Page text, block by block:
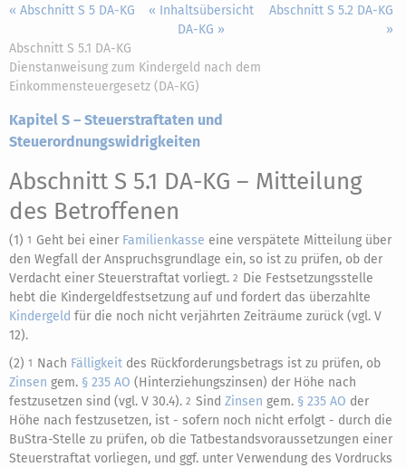
« Abschnitt S 5 DA-KG
« Inhaltsübersicht
DA-KG »
Abschnitt S 5.2 DA-KG
»
Abschnitt S 5.1 DA-KG
Dienstanweisung zum Kindergeld nach dem
Einkommensteuergesetz (DA-KG)
Kapitel S – Steuerstraftaten und
Steuerordnungswidrigkeiten
Abschnitt S 5.1 DA-KG – Mitteilung
des Betroffenen
(1) 1 Geht bei einer Familienkasse eine verspätete Mitteilung über
den Wegfall der Anspruchsgrundlage ein, so ist zu prüfen, ob der
Verdacht einer Steuerstraftat vorliegt. 2 Die Festsetzungsstelle
hebt die Kindergeldfestsetzung auf und fordert das überzahlte
Kindergeld für die noch nicht verjährten Zeiträume zurück (vgl. V
12).
(2) 1 Nach Fälligkeit des Rückforderungsbetrags ist zu prüfen, ob
Zinsen gem. § 235 AO (Hinterziehungszinsen) der Höhe nach
festzusetzen sind (vgl. V 30.4). 2 Sind Zinsen gem. § 235 AO der
Höhe nach festzusetzen, ist - sofern noch nicht erfolgt - durch die
BuStra-Stelle zu prüfen, ob die Tatbestandsvoraussetzungen einer
Steuerstraftat vorliegen, und ggf. unter Verwendung des Vordrucks